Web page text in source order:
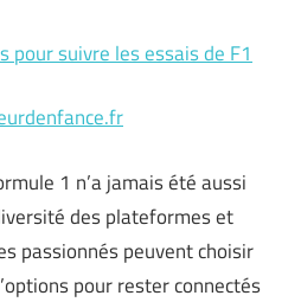
pour suivre les essais de F1
1 n’a jamais été aussi
des plateformes et
passionnés peuvent choisir
pour rester connectés